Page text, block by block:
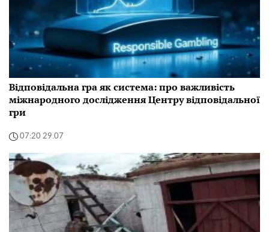
Відповідальна гра як система: про важливість
міжнародного дослідження Центру відповідальної
гри
07:20 29.07